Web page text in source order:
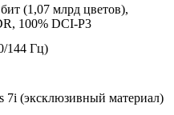
(1,07 млрд цветов),
100% DCI-P3
144 Гц)
7i (эксклюзивный материал)